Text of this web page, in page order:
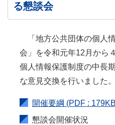
る懇談会
「地方公共団体の個人
会」を令和元年12月から
個人情報保護制度の中長
な意見交換を行いました。
開催要綱 (PDF :
懇談会開催状況